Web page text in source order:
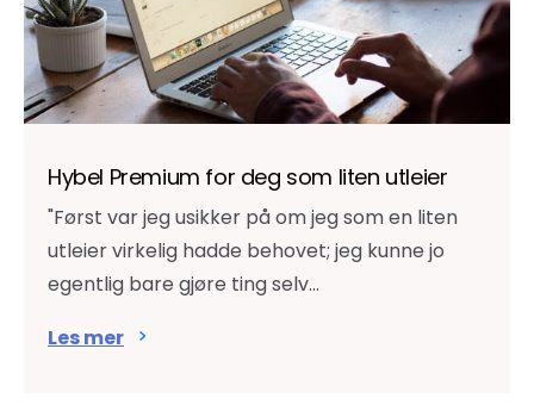
Hybel Premium for deg som liten utleier
"Først var jeg usikker på om jeg som en liten
utleier virkelig hadde behovet; jeg kunne jo
egentlig bare gjøre ting selv...
Les mer